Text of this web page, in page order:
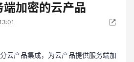
加密的云产品
云产品集成，为云产品提供服务端加